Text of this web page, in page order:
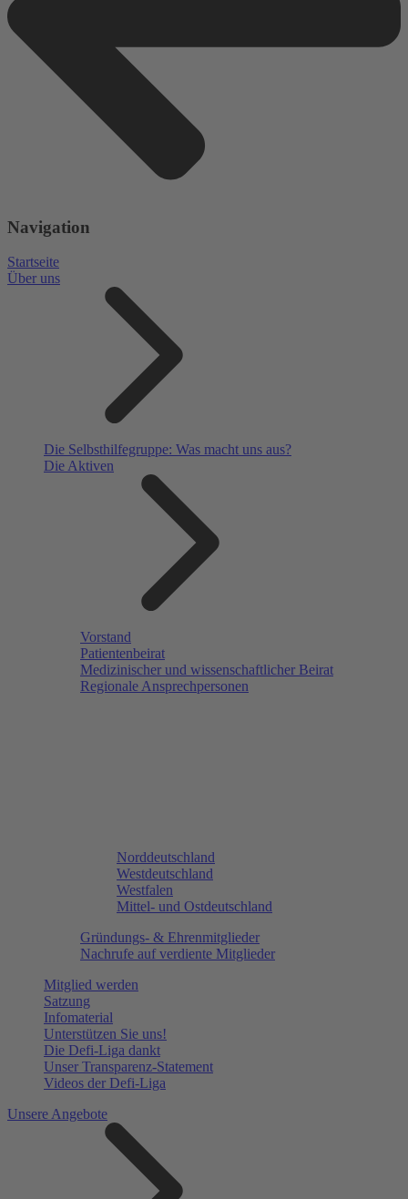
Navigation
Startseite
Über uns
Die Selbsthilfegruppe: Was macht uns aus?
Die Aktiven
Vorstand
Patientenbeirat
Medizinischer und wissenschaftlicher Beirat
Regionale Ansprechpersonen
Norddeutschland
Westdeutschland
Westfalen
Mittel- und Ostdeutschland
Gründungs- & Ehrenmitglieder
Nachrufe auf verdiente Mitglieder
Mitglied werden
Satzung
Infomaterial
Unterstützen Sie uns!
Die Defi-Liga dankt
Unser Transparenz-Statement
Videos der Defi-Liga
Unsere Angebote